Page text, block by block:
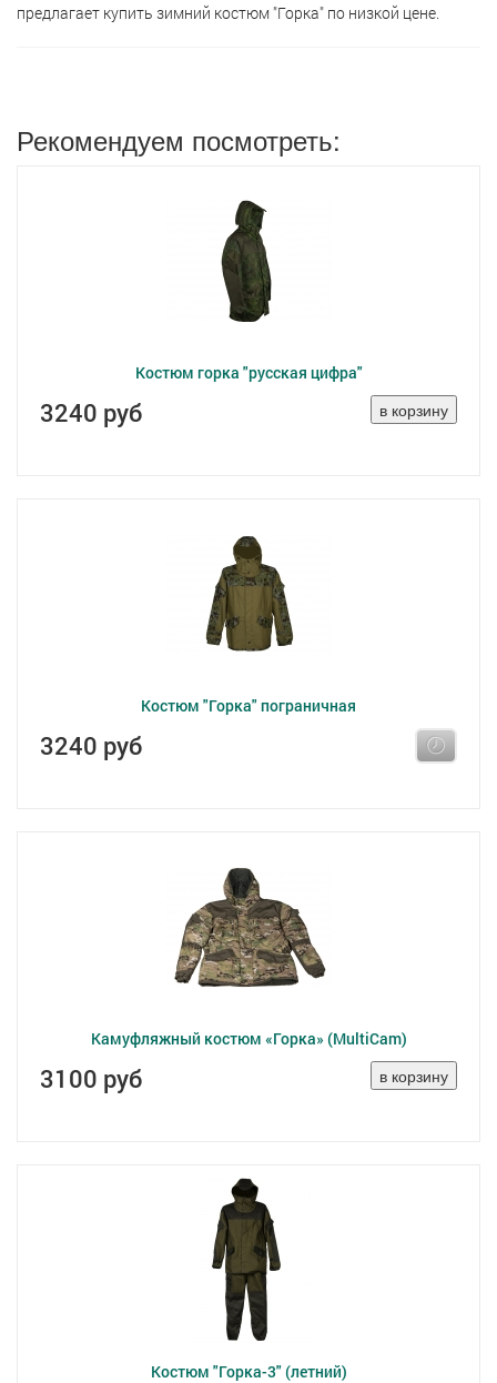
предлагает кyпить зимний костюм "Горка" по низкой цене.
Рекомендуем посмотреть:
Костюм горка "русская цифра"
3240 руб
Костюм "Горка" пограничная
3240 руб
Камуфляжный костюм «Горка» (MultiCam)
3100 руб
Костюм "Горка-3" (летний)